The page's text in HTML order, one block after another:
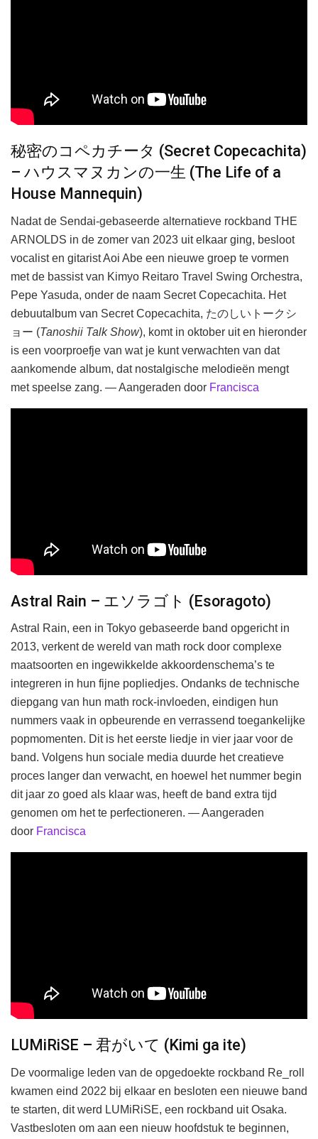
秘密のコペカチータ (Secret Copecachita)
– ハウスマヌカンの一生 (The Life of a
House Mannequin)
Nadat de Sendai-gebaseerde alternatieve rockband THE
ARNOLDS in de zomer van 2023 uit elkaar ging, besloot
vocalist en gitarist Aoi Abe een nieuwe groep te vormen
met de bassist van Kimyo Reitaro Travel Swing Orchestra,
Pepe Yasuda, onder de naam Secret Copecachita. Het
debuutalbum van Secret Copecachita, たのしいトークシ
ョー (Tanoshii Talk Show), komt in oktober uit en hieronder
is een voorproefje van wat je kunt verwachten van dat
aankomende album, dat nostalgische melodieën mengt
met speelse zang. — Aangeraden door Francisca
Astral Rain – エソラゴト (Esoragoto)
Astral Rain, een in Tokyo gebaseerde band opgericht in
2013, verkent de wereld van math rock door complexe
maatsoorten en ingewikkelde akkoordenschema’s te
integreren in hun fijne popliedjes. Ondanks de technische
diepgang van hun math rock-invloeden, eindigen hun
nummers vaak in opbeurende en verrassend toegankelijke
popmomenten. Dit is het eerste liedje in vier jaar voor de
band. Volgens hun sociale media duurde het creatieve
proces langer dan verwacht, en hoewel het nummer begin
dit jaar zo goed als klaar was, heeft de band extra tijd
genomen om het te perfectioneren. — Aangeraden
door Francisca
LUMiRiSE – 君がいて (Kimi ga ite)
De voormalige leden van de opgedoekte rockband Re_roll
kwamen eind 2022 bij elkaar en besloten een nieuwe band
te starten, dit werd LUMiRiSE, een rockband uit Osaka.
Vastbesloten om aan een nieuw hoofdstuk te beginnen,